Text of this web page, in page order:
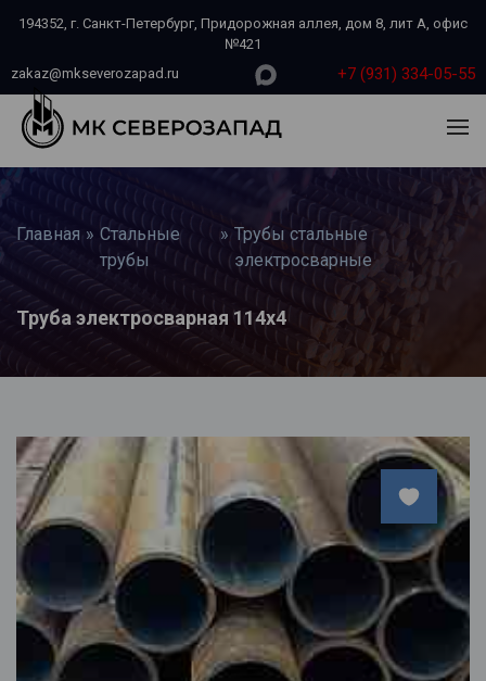
194352, г. Санкт-Петербург, Придорожная аллея, дом 8, лит А, офис
№421
zakaz@mkseverozapad.ru
+7 (931) 334-05-55
Главная » Стальные
трубы
» Трубы стальные
электросварные
Труба электросварная 114х4